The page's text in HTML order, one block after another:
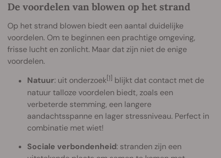
De voordelen van blowen op het strand
Op het strand blowen biedt een aantal duidelijke
voordelen. Om te beginnen een prachtige omgeving,
frisse lucht en zonlicht. Maar dat zijn niet de enige
voordelen.
Natuur: uit onderzoek[1] blijkt dat contact met de
natuur talloze voordelen biedt, zoals een
verbeterde stemming, een langere
aandachtsspanne en lager stressniveau. Perfect in
combinatie met wiet!
Sociale verbondenheid: stranden zijn een